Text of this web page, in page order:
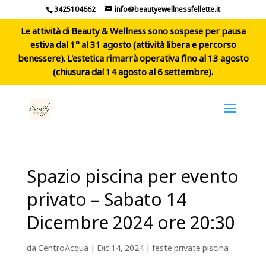
3425104662 info@beautyewellnessfellette.it
Le attività di Beauty & Wellness sono sospese per pausa
estiva dal 1° al 31 agosto (attività libera e percorso
benessere). L'estetica rimarrà operativa fino al 13 agosto
(chiusura dal 14 agosto al 6 settembre).
Spazio piscina per evento
privato – Sabato 14
Dicembre 2024 ore 20:30
daCentroAcqua | Dic 14, 2024| feste private piscina